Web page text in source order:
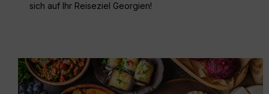
sich auf Ihr Reiseziel Georgien!